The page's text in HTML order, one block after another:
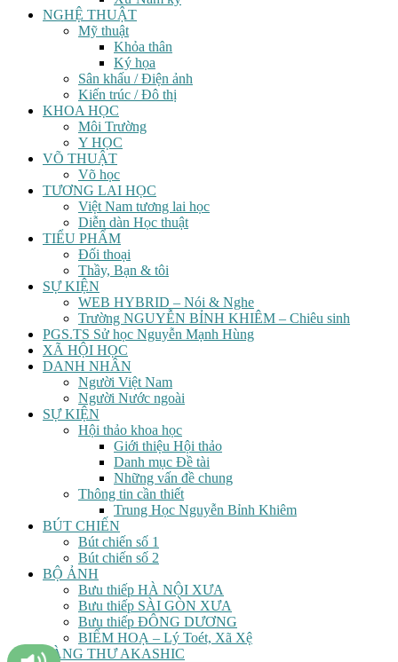
NGHỆ THUẬT
Mỹ thuật
Khỏa thân
Ký họa
Sân khấu / Điện ảnh
Kiến trúc / Đô thị
KHOA HỌC
Môi Trường
Y HỌC
VÕ THUẬT
Võ học
TƯƠNG LAI HỌC
Việt Nam tương lai học
Diễn dàn Học thuật
TIỂU PHẨM
Đối thoại
Thầy, Bạn & tôi
SỰ KIỆN
WEB HYBRID – Nói & Nghe
Trường NGUYỄN BỈNH KHIÊM – Chiêu sinh
PGS.TS Sử học Nguyễn Mạnh Hùng
XÃ HỘI HỌC
DANH NHÂN
Người Việt Nam
Người Nước ngoài
SỰ KIỆN
Hội thảo khoa học
Giới thiệu Hội thảo
Danh mục Đề tài
Những vấn đề chung
Thông tin cần thiết
Trung Học Nguyễn Bỉnh Khiêm
BÚT CHIẾN
Bút chiến số 1
Bút chiến số 2
BỘ ẢNH
Bưu thiếp HÀ NỘI XƯA
Bưu thiếp SÀI GÒN XƯA
Bưu thiếp ĐÔNG DƯƠNG
BIẾM HOẠ – Lý Toét, Xã Xệ
TÀNG THƯ AKASHIC